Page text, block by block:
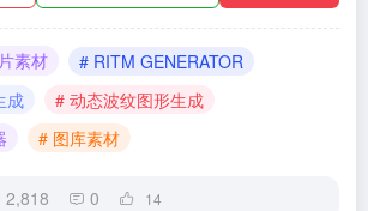
素材
# RITM GENERATOR
成
# 动态波纹图形生成
# 图库素材
2,818 0 14